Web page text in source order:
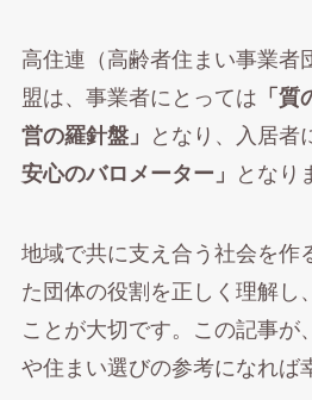
高住連（高齢者住まい事業者
盟は、事業者にとっては 「
営の羅針盤」
となり、入居者
安心のバロメーター」
となり
地域で共に支え合う社会を作
た団体の役割を正しく理解し
ことが大切です。この記事が
や住まい選びの参考になれば